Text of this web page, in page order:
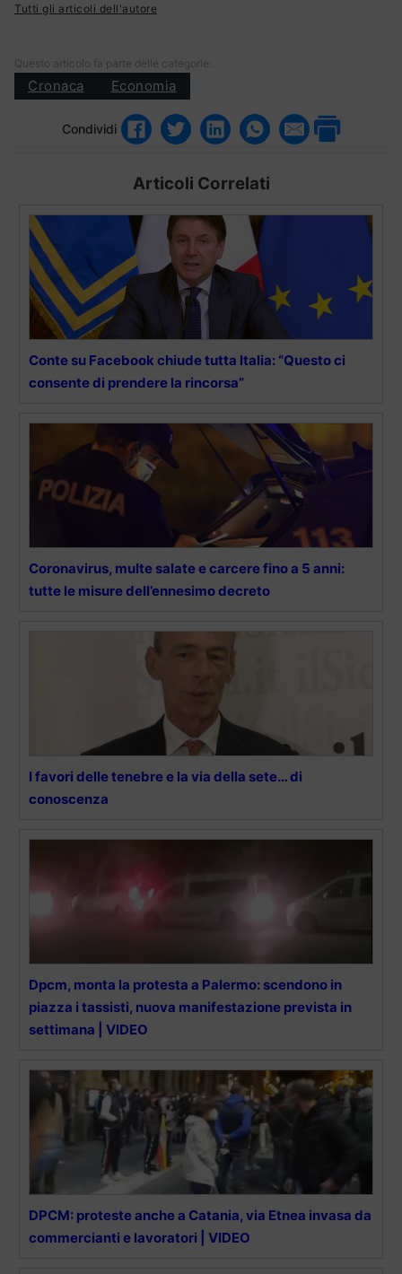
Tutti gli articoli dell'autore
Questo articolo fa parte delle categorie:
Cronaca Economia
Condividi
Articoli Correlati
Conte su Facebook chiude tutta Italia: “Questo ci
consente di prendere la rincorsa”
Coronavirus, multe salate e carcere fino a 5 anni:
tutte le misure dell’ennesimo decreto
I favori delle tenebre e la via della sete… di
conoscenza
Dpcm, monta la protesta a Palermo: scendono in
piazza i tassisti, nuova manifestazione prevista in
settimana | VIDEO
DPCM: proteste anche a Catania, via Etnea invasa da
commercianti e lavoratori | VIDEO